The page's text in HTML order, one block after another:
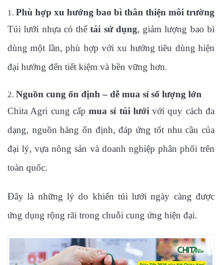
Phù hợp xu hướng bao bì thân thiện môi trường
Túi lưới nhựa có thểtái sử dụng, giảm lượng bao bì
dùng một lần, phù hợp với xu hướng tiêu dùng hiện
đại hướng đến tiết kiệm và bền vững hơn.
Nguồn cung ổn định – dễ mua sỉ số lượng lớn
Chita Agri cung cấpmua sỉ túi lưới với quy cách đa
dạng, nguồn hàng ổn định, đáp ứng tốt nhu cầu của
đại lý, vựa nông sản và doanh nghiệp phân phối trên
toàn quốc.
Đây là những lý do khiến túi lưới ngày càng được
ứng dụng rộng rãi trong chuỗi cung ứng hiện đại.